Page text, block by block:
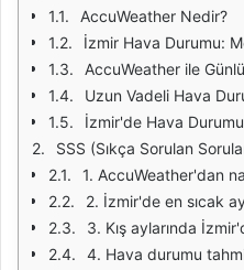
AccuWeather Nedir?
İzmir Hava Durumu:
AccuWeather ile
Uzun Vadeli Hava
İzmir'de Hava
SSS (Sıkça Sorulan
1. AccuWeather'dan
2. İzmir'de en sıcak
3. Kış aylarında
4. Hava durumu